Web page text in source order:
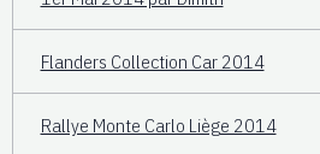
Flanders Collection Car 2014
Rallye Monte Carlo Liège 2014